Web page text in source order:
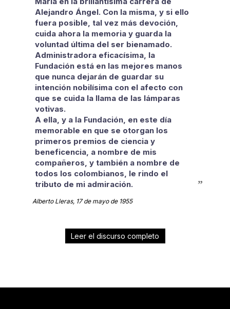
Alejandro Ángel. Con la misma, y si ello
fuera posible, tal vez más devoción,
cuida ahora la memoria y guarda la
voluntad última del ser bienamado.
Administradora eficacísima, la
Fundación está en las mejores manos
que nunca dejarán de guardar su
intención nobilísima con el afecto con
que se cuida la llama de las lámparas
votivas.
A ella, y a la Fundación, en este día
memorable en que se otorgan los
primeros premios de ciencia y
beneficencia, a nombre de mis
compañeros, y también a nombre de
todos los colombianos, le rindo el
tributo de mi admiración.
Alberto Lleras, 17 de mayo de 1955
Leer el discurso completo